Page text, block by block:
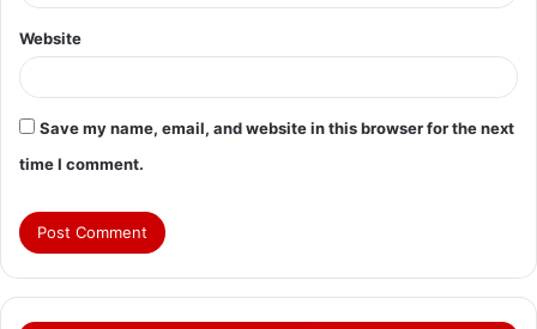
Website
Save my name, email, and website in this browser for the next
time I comment.